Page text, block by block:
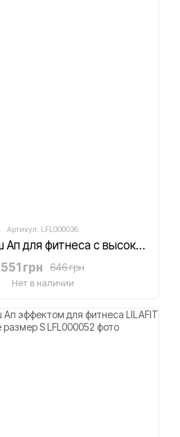
Артикул: LFL000036
Лосины Пуш Ап для фитнеса с высокой талией LILAFIT коричневые размер S
646 грн
551 грн
Нет в наличии